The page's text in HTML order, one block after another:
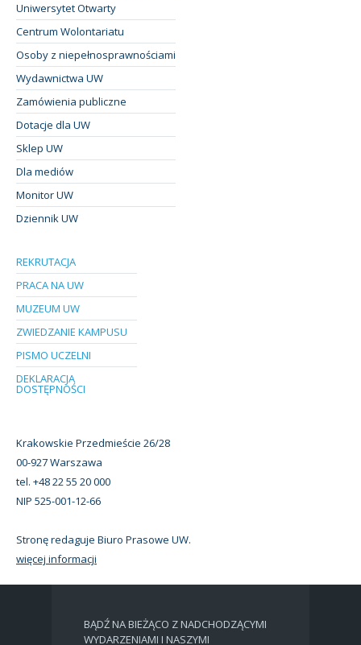
Uniwersytet Otwarty
Centrum Wolontariatu
Osoby z niepełnosprawnościami
Wydawnictwa UW
Zamówienia publiczne
Dotacje dla UW
Sklep UW
Dla mediów
Monitor UW
Dziennik UW
REKRUTACJA
PRACA NA UW
MUZEUM UW
ZWIEDZANIE KAMPUSU
PISMO UCZELNI
DEKLARACJA
DOSTĘPNOŚCI
Krakowskie Przedmieście 26/28
00-927 Warszawa
tel. +48 22 55 20 000
NIP 525-001-12-66
Stronę redaguje Biuro Prasowe UW.
więcej informacji
BĄDŹ NA BIEŻĄCO Z NADCHODZĄCYMI
WYDARZENIAMI I NASZYMI